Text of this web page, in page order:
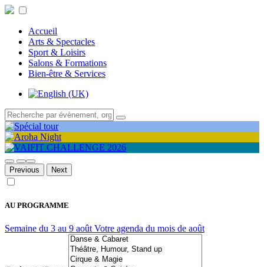
Accueil
Arts & Spectacles
Sport & Loisirs
Salons & Formations
Bien-être & Services
Previous Next
AU PROGRAMME
Semaine du 3 au 9 août Votre agenda du mois de août